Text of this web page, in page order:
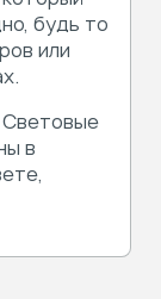
будь то
или
Световые
в